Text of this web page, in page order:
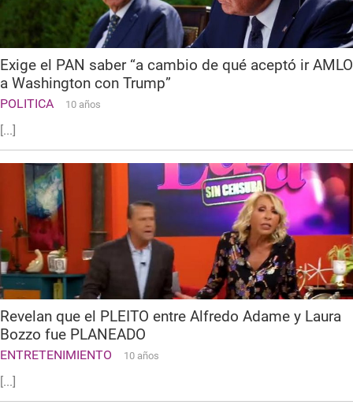
Exige el PAN saber “a cambio de qué aceptó ir AMLO
a Washington con Trump”
POLITICA 10 años
[...]
Revelan que el PLEITO entre Alfredo Adame y Laura
Bozzo fue PLANEADO
ENTRETENIMIENTO 10 años
[...]